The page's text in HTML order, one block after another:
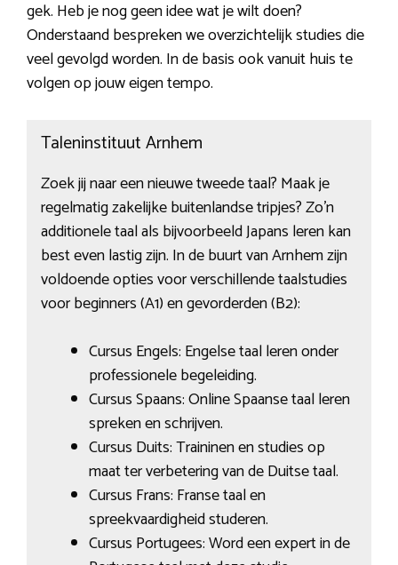
gek. Heb je nog geen idee wat je wilt doen?
Onderstaand bespreken we overzichtelijk studies die
veel gevolgd worden. In de basis ook vanuit huis te
volgen op jouw eigen tempo.
Taleninstituut Arnhem
Zoek jij naar een nieuwe tweede taal? Maak je
regelmatig zakelijke buitenlandse tripjes? Zo’n
additionele taal als bijvoorbeeld Japans leren kan
best even lastig zijn. In de buurt van Arnhem zijn
voldoende opties voor verschillende taalstudies
voor beginners (A1) en gevorderden (B2):
Cursus Engels: Engelse taal leren onder
professionele begeleiding.
Cursus Spaans: Online Spaanse taal leren
spreken en schrijven.
Cursus Duits: Traininen en studies op
maat ter verbetering van de Duitse taal.
Cursus Frans: Franse taal en
spreekvaardigheid studeren.
Cursus Portugees: Word een expert in de